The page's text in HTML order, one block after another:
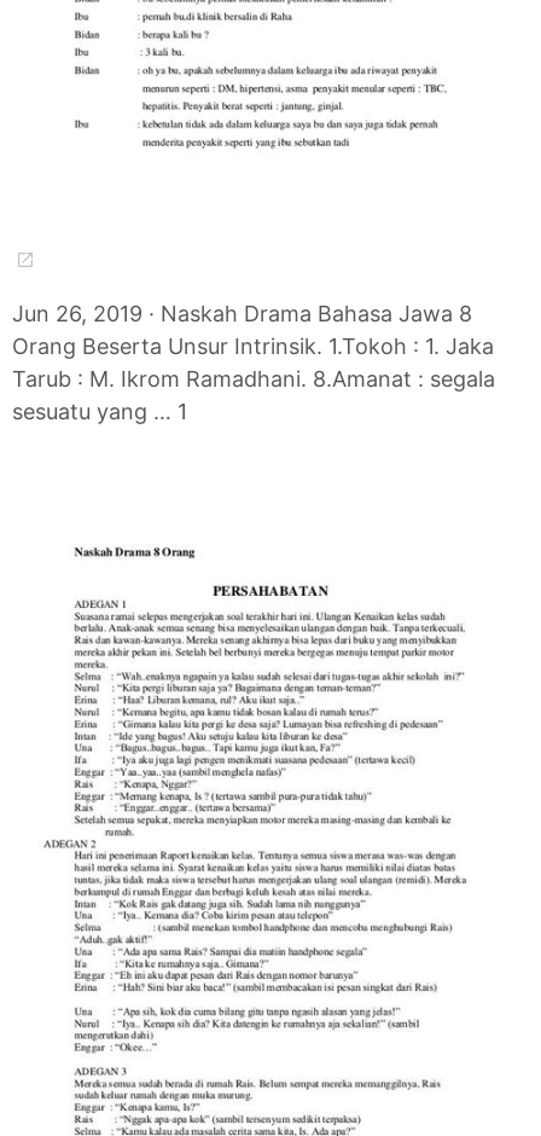
Jun 26, 2019 · Naskah Drama Bahasa Jawa 8
Orang Beserta Unsur Intrinsik. 1.Tokoh : 1. Jaka
Tarub : M. Ikrom Ramadhani. 8.Amanat : segala
sesuatu yang … 1